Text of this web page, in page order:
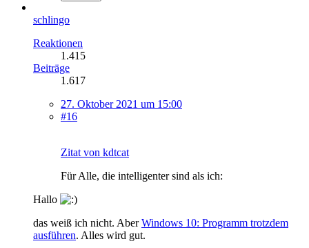
schlingo
Reaktionen
1.415
Beiträge
1.617
27. Oktober 2021 um 15:00
#16
Zitat von kdtcat
Für Alle, die intelligenter sind als ich:
Hallo
das weiß ich nicht. AberWindows 10: Programm trotzdem
ausführen. Alles wird gut.